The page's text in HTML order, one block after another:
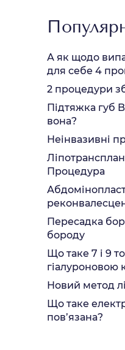
А як щодо
для себе 4
2 процедури
Підтяжка губ
вона?
Неінвазивні
Процедура
Пересадка
бороду
Що таке 7 і 9
гіалуроновою
Новий метод
Що таке
пов’язана?